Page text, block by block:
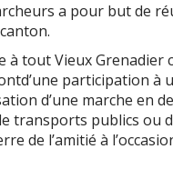
a pour but de
tout Vieux Grenadier
d’une participation à
d’une marche en
transports publics ou
de l’amitié à